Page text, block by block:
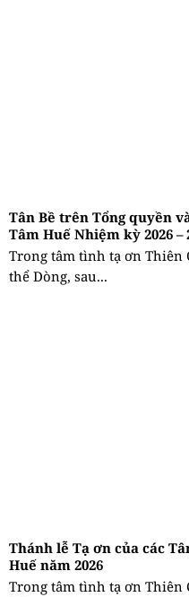
Tân Bề trên Tổng quyền
Tâm Huế Nhiệm kỳ 2026 –
Trong tâm tình tạ ơn Thiên
thể Dòng, sau...
Thánh lễ Tạ ơn của các
Huế năm 2026
Trong tâm tình tạ ơn Thiên